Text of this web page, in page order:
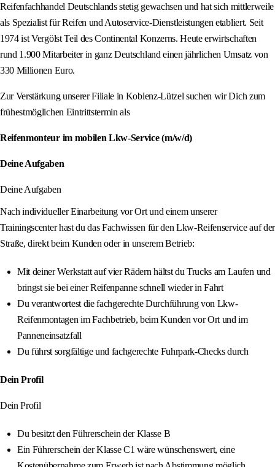
Reifenfachhandel Deutschlands stetig gewachsen und hat sich mittlerweile
als Spezialist für Reifen und Autoservice-Dienstleistungen etabliert. Seit
1974 ist Vergölst Teil des Continental Konzerns. Heute erwirtschaften
rund 1.900 Mitarbeiter in ganz Deutschland einen jährlichen Umsatz von
330 Millionen Euro.
Zur Verstärkung unserer Filiale in Koblenz-Lützel suchen wir Dich zum
frühestmöglichen Eintrittstermin als
Reifenmonteur im mobilen Lkw-Service (m/w/d)
Deine Aufgaben
Deine Aufgaben
Nach individueller Einarbeitung vor Ort und einem unserer
Trainingscenter hast du das Fachwissen für den Lkw-Reifenservice auf der
Straße, direkt beim Kunden oder in unserem Betrieb:
Mit deiner Werkstatt auf vier Rädern hältst du Trucks am Laufen und
bringst sie bei einer Reifenpanne schnell wieder in Fahrt
Du verantwortest die fachgerechte Durchführung von Lkw-
Reifenmontagen im Fachbetrieb, beim Kunden vor Ort und im
Panneneinsatzfall
Du führst sorgfältige und fachgerechte Fuhrpark-Checks durch
Dein Profil
Dein Profil
Du besitzt den Führerschein der Klasse B
Ein Führerschein der Klasse C1 wäre wünschenswert, eine